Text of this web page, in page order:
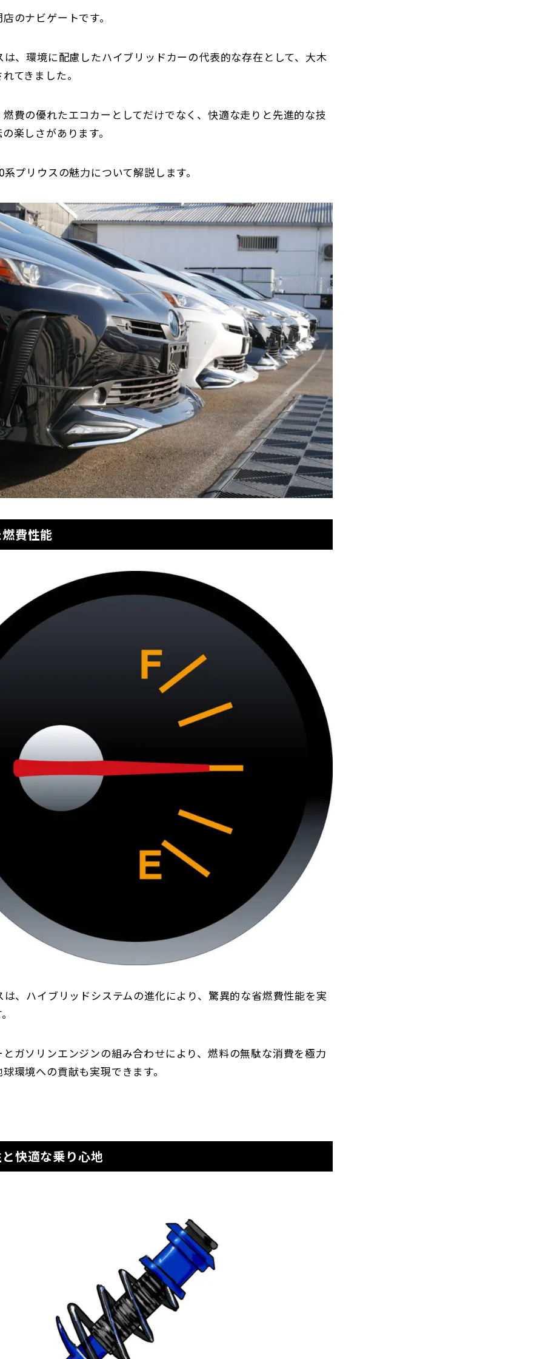
のナビゲートです。
は、環境に配慮したハイブリッドカーの代表的な存在として、大木
てきました。
費の優れたエコカーとしてだけでなく、快適な走りと先進的な技
楽しさがあります。
プリウスの魅力について解説します。
費性能
は、ハイブリッドシステムの進化により、驚異的な省燃費性能を実
ガソリンエンジンの組み合わせにより、燃料の無駄な消費を極力
環境への貢献も実現できます。
快適な乗り心地